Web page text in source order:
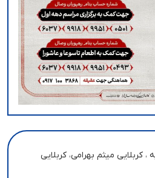
کربلایی میثم بهرامی، کربلایی